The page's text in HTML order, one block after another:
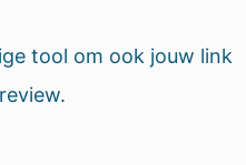
tool om ook jouw link